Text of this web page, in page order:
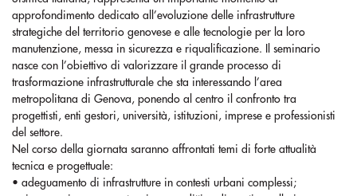
approfondimento dedicato all’evoluzione delle infrastrutture
strategiche del territorio genovese e alle tecnologie per la loro
manutenzione, messa in sicurezza e riqualificazione. Il seminario
nasce con l’obiettivo di valorizzare il grande processo di
trasformazione infrastrutturale che sta interessando l’area
metropolitana di Genova, ponendo al centro il confronto tra
progettisti, enti gestori, università, istituzioni, imprese e professionisti
del settore.
Nel corso della giornata saranno affrontati temi di forte attualità
tecnica e progettuale:
• adeguamento di infrastrutture in contesti urbani complessi;